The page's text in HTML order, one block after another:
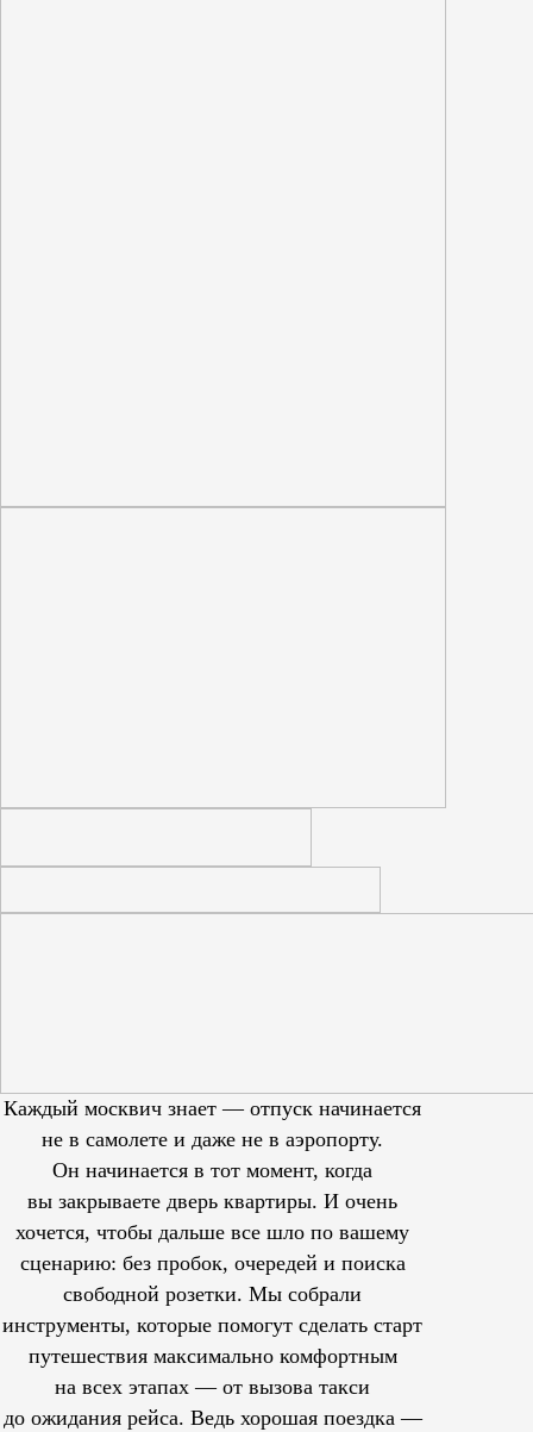
Каждый москвич знает — отпуск начинается
не в самолете и даже не в аэропорту.
Он начинается в тот момент, когда
вы закрываете дверь квартиры. И очень
хочется, чтобы дальше все шло по вашему
сценарию: без пробок, очередей и поиска
свободной розетки. Мы собрали
инструменты, которые помогут сделать старт
путешествия максимально комфортным
на всех этапах — от вызова такси
до ожидания рейса. Ведь хорошая поездка —